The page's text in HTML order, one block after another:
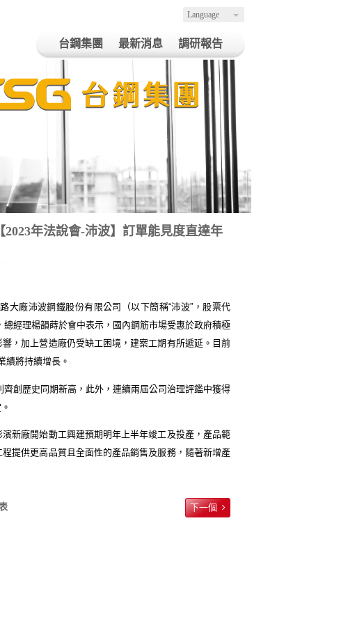
Language
台鋼集團 最新消息 調研報告
2023年法說會-沛波】訂單能見度直達年
大廠沛波鋼鐵股份有限公司（以下簡稱“沛波” ，股票代
經理楊韻蒔於會中表示，國內鋼筋市場受惠於政府積極
，加上營造廠仍受缺工困境，建案工期有所遞延。目前
績將持續增長。
創歷史同期新高，此外，連續兩屆公司治理評鑑中獲得
新廠開始動工興建預期明年上半年竣工及投產，產品範
提供更高品質且全面性的產品銷售及服務，隨著新增產
下一個